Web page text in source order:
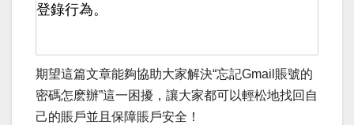
登錄行為。
期望這篇文章能夠協助大家解決“忘記Gmail賬號的
密碼怎麽辦”這一困擾，讓大家都可以輕松地找回自
己的賬戶並且保障賬戶安全！